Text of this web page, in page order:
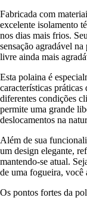
Fabricada com
excelente isolamento
nos dias mais frios.
sensação agradável
livre ainda mais
Esta polaina é
características
diferentes condições
permite uma grande
deslocamentos na
Além de sua
um design elegante,
mantendo-se atual.
de uma fogueira, você
Os pontos fortes da